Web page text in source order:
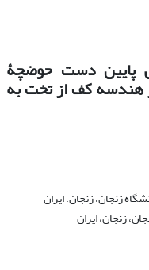
پایین دست حوضچۀ
تغییر هندسه کف از تخت به
زنجان، زنجان، ایران
زنجان، ایران